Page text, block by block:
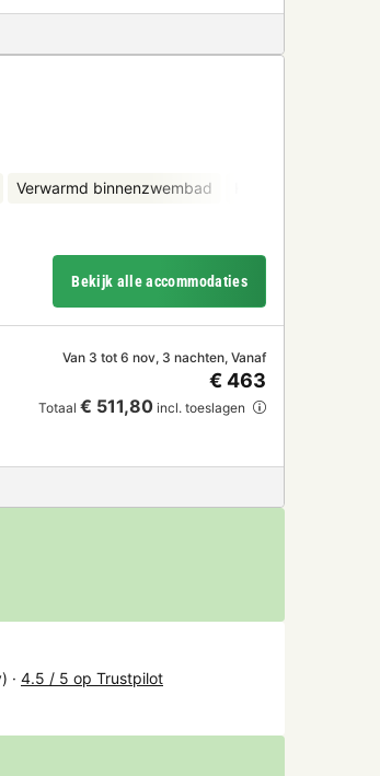
Verwarmd binnenzwembad
Bekijk alle accommodaties
Van 3 tot 6 nov, 3 nachten, Vanaf
€ 463
Totaal € 511,80 incl. toeslagen
· 4.5 / 5 op Trustpilot